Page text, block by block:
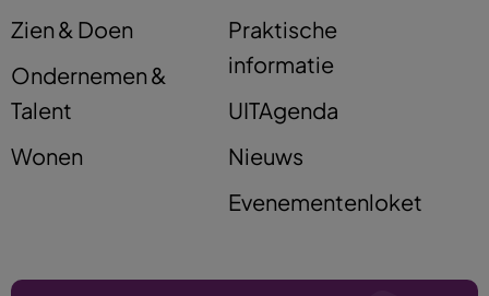
Zien & Doen
Ondernemen &
Talent
Wonen
Praktische
informatie
UITAgenda
Nieuws
Evenementenloket